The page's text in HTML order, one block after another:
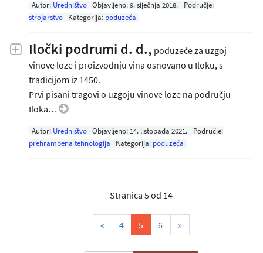
Autor: Uredništvo Objavljeno:9. siječnja 2018.
Područje:
strojarstvo
Kategorija: poduzeća
Iločki podrumi d. d., poduzeće za uzgoj
vinove loze i proizvodnju vina osnovano u Iloku, s
tradicijom iz 1450.
Prvi pisani tragovi o uzgoju vinove loze na području
Iloka…
Autor: Uredništvo Objavljeno: 14. listopada 2021.
Područje:
prehrambena tehnologija
Kategorija: poduzeća
Stranica 5 od 14
« 4 5(current)
6 »